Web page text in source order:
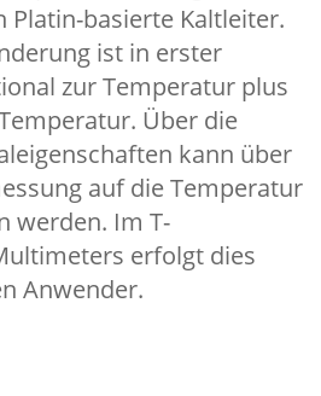
Platin-basierte Kaltleiter.
ist in erster
zur Temperatur plus
Über die
kann über
auf die Temperatur
werden. Im T-
erfolgt dies
Anwender.